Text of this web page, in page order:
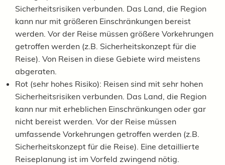
Sicherheitsrisiken verbunden. Das Land, die Region
kann nur mit größeren Einschränkungen bereist
werden. Vor der Reise müssen größere Vorkehrungen
getroffen werden (z.B. Sicherheitskonzept für die
Reise). Von Reisen in diese Gebiete wird meistens
abgeraten.
Rot (sehr hohes Risiko): Reisen sind mit sehr hohen
Sicherheitsrisiken verbunden. Das Land, die Region
kann nur mit erheblichen Einschränkungen oder gar
nicht bereist werden. Vor der Reise müssen
umfassende Vorkehrungen getroffen werden (z.B.
Sicherheitskonzept für die Reise). Eine detaillierte
Reiseplanung ist im Vorfeld zwingend nötig.